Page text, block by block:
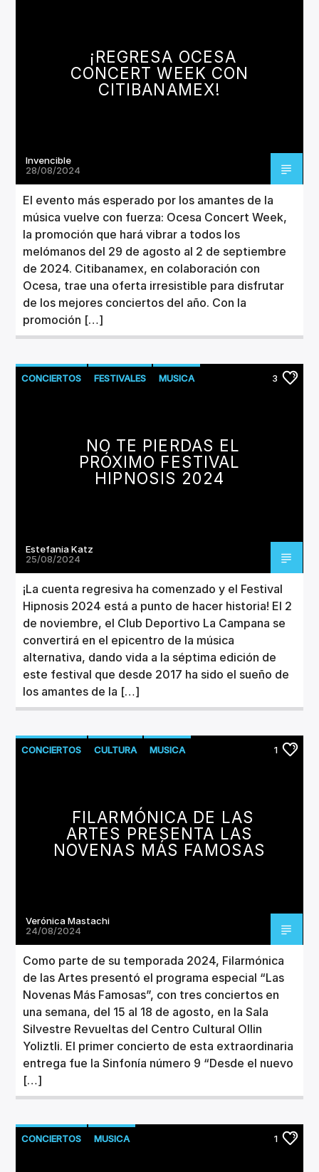
¡REGRESA OCESA
CONCERT WEEK CON
CITIBANAMEX!
Invencible
28/08/2024
El evento más esperado por los amantes de la
música vuelve con fuerza: Ocesa Concert Week,
la promoción que hará vibrar a todos los
melómanos del 29 de agosto al 2 de septiembre
de 2024. Citibanamex, en colaboración con
Ocesa, trae una oferta irresistible para disfrutar
de los mejores conciertos del año. Con la
promoción […]
CONCIERTOS FESTIVALES MUSICA 3
NO TE PIERDAS EL
PRÓXIMO FESTIVAL
HIPNOSIS 2024
Estefania Katz
25/08/2024
¡La cuenta regresiva ha comenzado y el Festival
Hipnosis 2024 está a punto de hacer historia! El 2
de noviembre, el Club Deportivo La Campana se
convertirá en el epicentro de la música
alternativa, dando vida a la séptima edición de
este festival que desde 2017 ha sido el sueño de
los amantes de la […]
CONCIERTOS CULTURA MUSICA 1
FILARMÓNICA DE LAS
ARTES PRESENTA LAS
NOVENAS MÁS FAMOSAS
Verónica Mastachi
24/08/2024
Como parte de su temporada 2024, Filarmónica
de las Artes presentó el programa especial “Las
Novenas Más Famosas”, con tres conciertos en
una semana, del 15 al 18 de agosto, en la Sala
Silvestre Revueltas del Centro Cultural Ollin
Yoliztli. El primer concierto de esta extraordinaria
entrega fue la Sinfonía número 9 “Desde el nuevo
[…]
CONCIERTOS MUSICA 1